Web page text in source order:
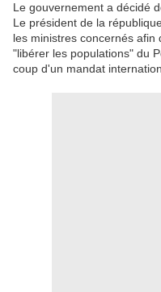
Le gouvernement a décidé
Le président de la
les ministres concernés
"libérer les populations" du
coup d'un mandat